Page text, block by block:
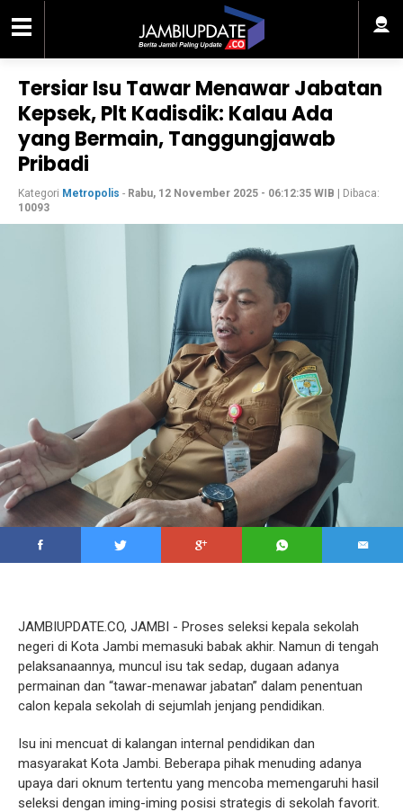
Tersiar Isu Tawar Menawar Jabatan
Kepsek, Plt Kadisdik: Kalau Ada
yang Bermain, Tanggungjawab
Pribadi
Kategori Metropolis - Rabu, 12 November 2025 - 06:12:35 WIB | Dibaca:
10093
JAMBIUPDATE.CO, JAMBI - Proses seleksi kepala sekolah
negeri di Kota Jambi memasuki babak akhir. Namun di tengah
pelaksanaannya, muncul isu tak sedap, dugaan adanya
permainan dan “tawar-menawar jabatan” dalam penentuan
calon kepala sekolah di sejumlah jenjang pendidikan.
Isu ini mencuat di kalangan internal pendidikan dan
masyarakat Kota Jambi. Beberapa pihak menuding adanya
upaya dari oknum tertentu yang mencoba memengaruhi hasil
seleksi dengan iming-iming posisi strategis di sekolah favorit.